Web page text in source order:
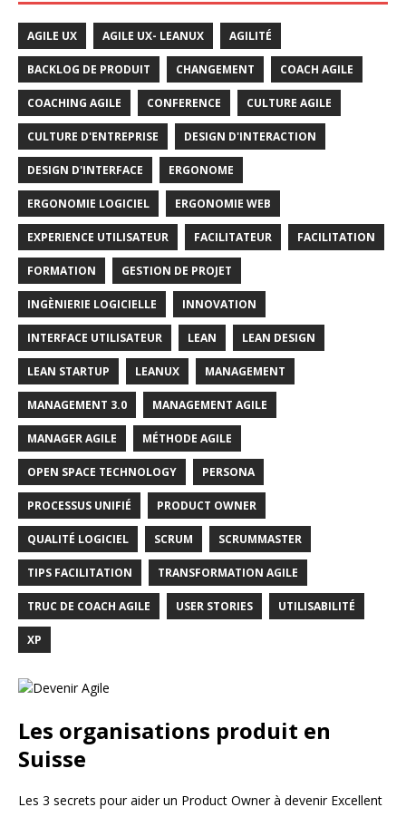
AGILE UX AGILE UX- LEANUX AGILITÉ
BACKLOG DE PRODUIT CHANGEMENT COACH AGILE
COACHING AGILE CONFERENCE CULTURE AGILE
CULTURE D'ENTREPRISE DESIGN D'INTERACTION
DESIGN D'INTERFACE ERGONOME
ERGONOMIE LOGICIEL ERGONOMIE WEB
EXPERIENCE UTILISATEUR FACILITATEUR FACILITATION
FORMATION GESTION DE PROJET
INGÈNIERIE LOGICIELLE INNOVATION
INTERFACE UTILISATEUR LEAN LEAN DESIGN
LEAN STARTUP LEANUX MANAGEMENT
MANAGEMENT 3.0 MANAGEMENT AGILE
MANAGER AGILE MÉTHODE AGILE
OPEN SPACE TECHNOLOGY PERSONA
PROCESSUS UNIFIÉ PRODUCT OWNER
QUALITÉ LOGICIEL SCRUM SCRUMMASTER
TIPS FACILITATION TRANSFORMATION AGILE
TRUC DE COACH AGILE USER STORIES UTILISABILITÉ
XP
Les organisations produit en
Suisse
Les 3 secrets pour aider un Product Owner à devenir Excellent